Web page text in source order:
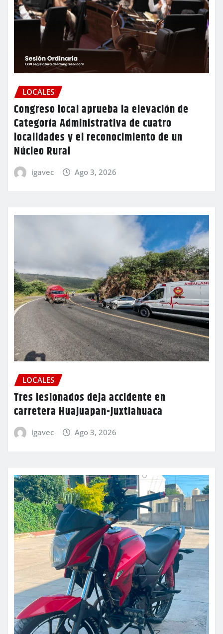
LOCALES
Congreso local aprueba la elevación de
Categoría Administrativa de cuatro
localidades y el reconocimiento de un
Núcleo Rural
igavec Ago 3, 2026
LOCALES
Tres lesionados deja accidente en
carretera Huajuapan-Juxtlahuaca
igavec Ago 3, 2026